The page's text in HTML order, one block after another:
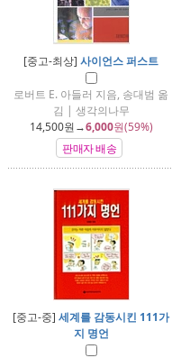
[중고-최상] 사이언스 퍼스트
로버트 E. 아들러 지음, 송대범 옮
김 | 생각의나무
14,500원→6,000원(59%)
판매자 배송
[중고-중] 세계를 감동시킨 111가
지 명언